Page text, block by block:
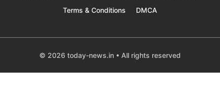
Terms & Conditions
DMCA
© 2026 today-news.in • All rights reserved